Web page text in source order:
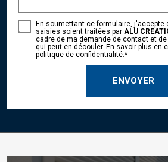
En soumettant ce formulaire, j'accepte
saisies soient traitées par ALU
cadre de ma demande de contact et
qui peut en découler.En savoir plus en
politique de confidentialité.*